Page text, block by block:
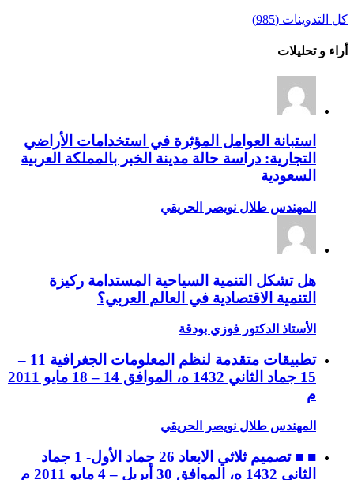
كل التدوينات (985)
أراء و تحليلات
استبانة العوامل المؤثرة في استخدامات الأراضي
التجارية: دراسة حالة مدينة الخبر بالمملكة العربية
السعودية
المهندس طلال نويصر الحريقي
هل تشكل التنمية السياحية المستدامة ركيزة
التنمية الاقتصادية في العالم العربي؟
الأستاذ الدكتور فوزي بودقة
تطبيقات متقدمة لنظم المعلومات الجغرافية 11 –
15 جماد الثاني 1432 ه، الموافق 14 – 18 مايو 2011
م
المهندس طلال نويصر الحريقي
■ ■ تصميم ثلاثي الابعاد 26 جماد الأول- 1 جماد
الثاني 1432 ه، الموافق 30 أبريل – 4 مايو 2011 م